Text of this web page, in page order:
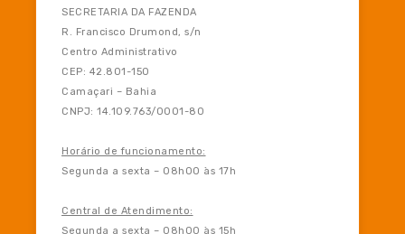
SECRETARIA DA FAZENDA
R. Francisco Drumond, s/n
Centro Administrativo
CEP: 42.801-150
Camaçari – Bahia
CNPJ: 14.109.763/0001-80
Horário de funcionamento:
Segunda a sexta – 08h00 às 17h
Central de Atendimento:
Segunda a sexta – 08h00 às 15h